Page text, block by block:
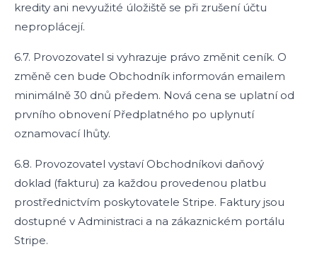
kredity ani nevyužité úložiště se při zrušení účtu
neproplácejí.
6.7. Provozovatel si vyhrazuje právo změnit ceník. O
změně cen bude Obchodník informován emailem
minimálně 30 dnů předem. Nová cena se uplatní od
prvního obnovení Předplatného po uplynutí
oznamovací lhůty.
6.8. Provozovatel vystaví Obchodníkovi daňový
doklad (fakturu) za každou provedenou platbu
prostřednictvím poskytovatele Stripe. Faktury jsou
dostupné v Administraci a na zákaznickém portálu
Stripe.